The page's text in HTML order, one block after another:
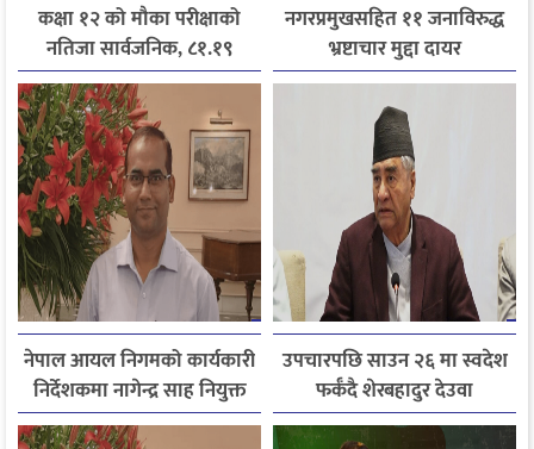
कक्षा १२ को मौका परीक्षाको
नतिजा सार्वजनिक, ८१.१९
प्रतिशत विद्यार्थी उत्तीर्ण
नगरप्रमुखसहित ११ जनाविरुद्ध
भ्रष्टाचार मुद्दा दायर
नेपाल आयल निगमको कार्यकारी
निर्देशकमा नागेन्द्र साह नियुक्त
उपचारपछि साउन २६ मा स्वदेश
फर्कँदै शेरबहादुर देउवा